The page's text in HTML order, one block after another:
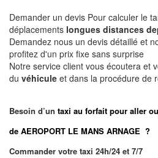
Demander un devis Pour calculer le
déplacements longues distances
Demandez nous un devis détaillé et
profitez d'un prix fixe sans surprise
Notre service client vous écoutera et
du véhicule et dans la procédure de
Besoin d’un taxi au forfait pour aller
de AEROPORT LE MANS ARNAGE ?
Commander votre taxi 24h/24 et 7/7